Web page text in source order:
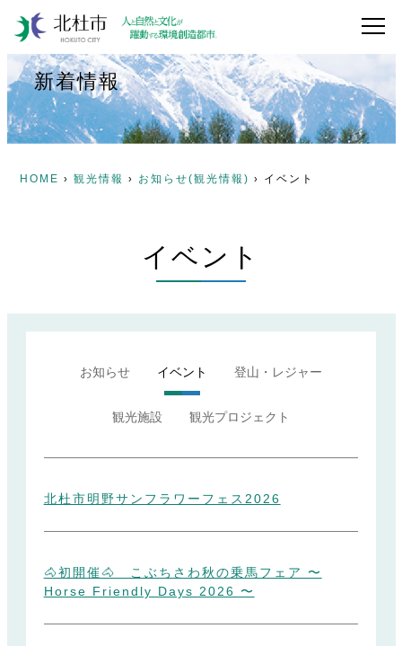
新着情報
HOME › 観光情報 › お知らせ(観光情報) › イベント
イベント
お知らせ イベント 登山・レジャー
観光施設 観光プロジェクト
北杜市明野サンフラワーフェス2026
🐴初開催🐴 こぶちさわ秋の乗馬フェア 〜
Horse Friendly Days 2026 〜